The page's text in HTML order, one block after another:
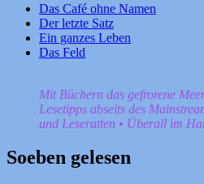
Das Café ohne Namen
Der letzte Satz
Ein ganzes Leben
Das Feld
Mit Büchern das gefrorene
Lesetipps abseits des
und Leseratten • Überall im
Soeben gelesen